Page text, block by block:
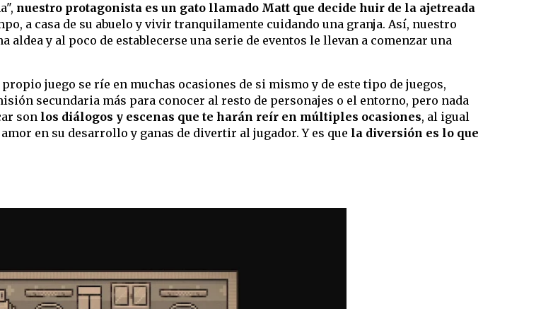
nuestro protagonista es un gato llamado Matt que decide huir de la ajetreada
a casa de su abuelo y vivir tranquilamente cuidando una granja. Así, nuestro
aldea y al poco de establecerse una serie de eventos le llevan a comenzar una
juego se ríe en muchas ocasiones de si mismo y de este tipo de juegos,
secundaria más para conocer al resto de personajes o el entorno, pero nada
son los diálogos y escenas que te harán reír en múltiples ocasiones, al igual
en su desarrollo y ganas de divertir al jugador. Y es que la diversión es lo que